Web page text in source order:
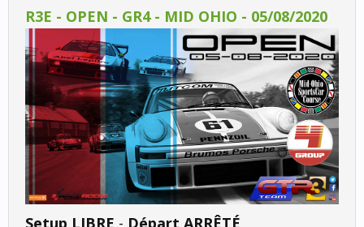
R3E - OPEN - GR4 - MID OHIO - 05/08/2020